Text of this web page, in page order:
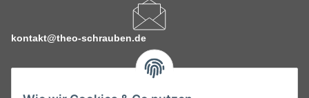
kontakt@theo-schrauben.de